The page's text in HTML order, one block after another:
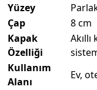
Yüzey
Çap
8 cm
Kapak
Özelliği
Kullanım
Alanı
Ev,